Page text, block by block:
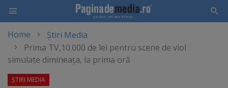
main
content
Home
Știri Media
Prima TV,10.000 de lei pentru scene de viol
simulate dimineaţa, la prima oră